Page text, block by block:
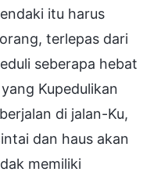
itu harus
terlepas dari
seberapa hebat
Kupedulikan
di jalan-Ku,
dan haus akan
memiliki